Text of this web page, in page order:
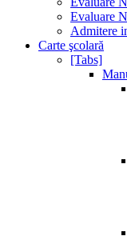
Evaluare
Admitere
Carte şcolară
[Tabs]